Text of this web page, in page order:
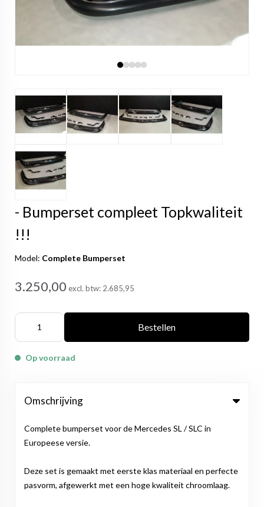
- Bumperset compleet Topkwaliteit
!!!
Model: Complete Bumperset
3.250,00 excl. btw: 2.685,95
Bestellen
Op voorraad
Omschrijving
Complete bumperset voor de Mercedes SL / SLC in
Europeese versie.
Deze set is gemaakt met eerste klas materiaal en perfecte
pasvorm, afgewerkt met een hoge kwaliteit chroomlaag.